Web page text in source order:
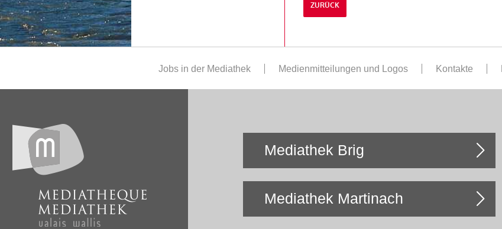
ZURÜCK
Jobs in der Mediathek Medienmitteilungen und Logos Kontakte
Mediathek Brig
Mediathek Martinach